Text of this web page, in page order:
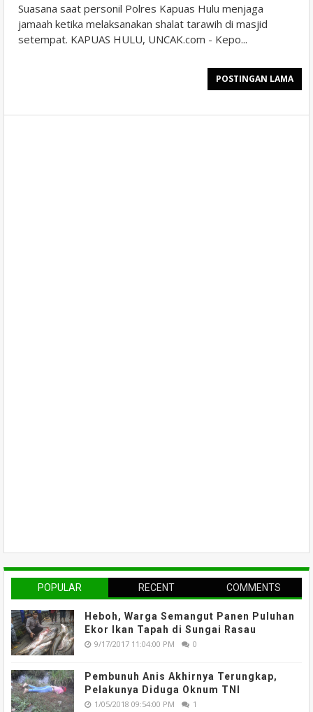
Suasana saat personil Polres Kapuas Hulu menjaga
jamaah ketika melaksanakan shalat tarawih di masjid
setempat. KAPUAS HULU, UNCAK.com - Kepo...
POSTINGAN LAMA
POPULAR RECENT COMMENTS
Heboh, Warga Semangut Panen Puluhan
Ekor Ikan Tapah di Sungai Rasau
9/17/2017 11:04:00 PM 0
Pembunuh Anis Akhirnya Terungkap,
Pelakunya Diduga Oknum TNI
1/05/2018 09:54:00 PM 1